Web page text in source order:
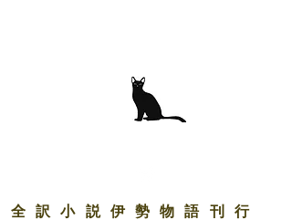
全訳小説伊勢物語刊行